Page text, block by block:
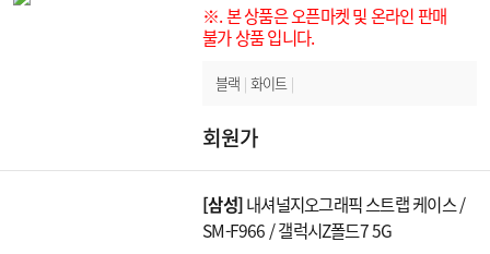
※. 본 상품은 오픈마켓 및 온라인 판매
불가 상품 입니다.
블랙 | 화이트 |
회원가
[삼성]내셔널지오그래픽 스트랩 케이스 /
SM-F966 / 갤럭시Z폴드7 5G